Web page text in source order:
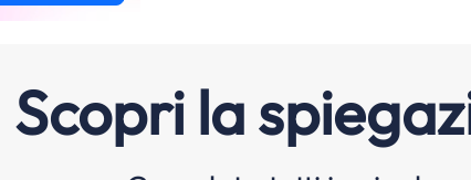
Scopri la